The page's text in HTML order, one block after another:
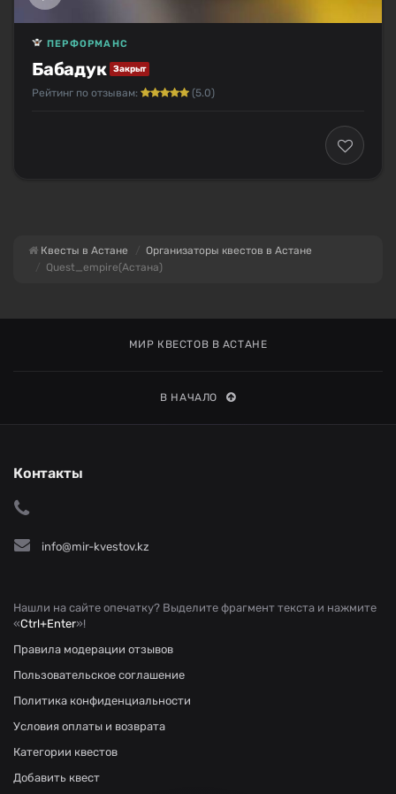
Бабадук Закрыт
ПЕРФОРМАНС
Рейтинг по отзывам: (5.0)
Квесты в Астане
Организаторы квестов в Астане
Quest_empire(Астана)
МИР КВЕСТОВ В АСТАНЕ
В НАЧАЛО
Контакты
info@mir-kvestov.kz
Нашли на сайте опечатку? Выделите фрагмент текста и нажмите
«Ctrl+Enter»!
Правила модерации отзывов
Пользовательское соглашение
Политика конфиденциальности
Условия оплаты и возврата
Категории квестов
Добавить квест